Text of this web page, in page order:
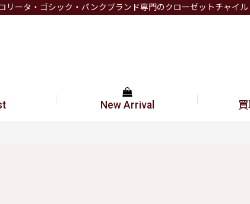
リータ・ゴシック・パンクブランド専門のクローゼットチャイル
New Arrival